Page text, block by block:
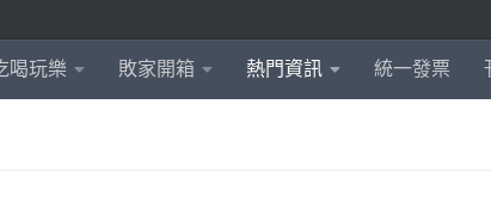
喝玩樂 敗家開箱 熱門資訊 統一發票